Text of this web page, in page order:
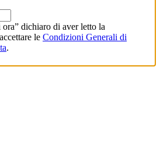
dichiaro di aver letto la
le Condizioni Generali di
.